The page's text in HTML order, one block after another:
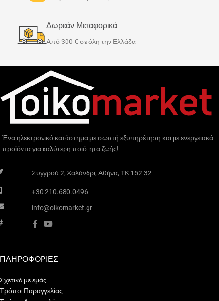
Δωρεάν Μεταφορικά
Από 300 € σε όλη την Ελλάδα
Ένα ηλεκτρονικό κατάστημα με σωστή εξυπηρέτηση και με ενεργειακά
προϊόντα για καλύτερη ποιότητα ζωής!
Συγγρού 2, Χαλάνδρι, Αθήνα, TK 152 32
+30 210.680.0496
info@oikomarket.gr
ΠΛΗΡΟΦΟΡΙΕΣ
Σχετικά με εμάς
Τρόποι Παραγγελίας